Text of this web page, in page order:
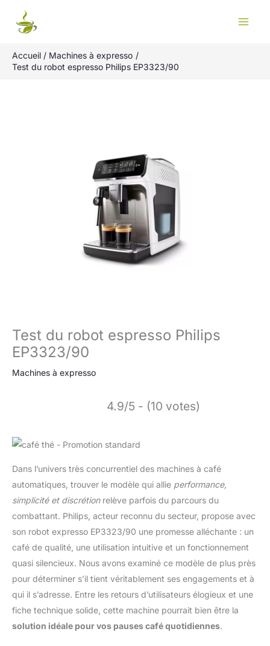
Accueil
Machines à expresso
Test du robot espresso Philips EP3323/90
Test du robot espresso Philips
EP3323/90
Machines à expresso
4.9/5 - (10 votes)
Dans l’univers très concurrentiel des machines à café
automatiques, trouver le modèle qui allie performance,
simplicité et discrétionrelève parfois du parcours du
combattant. Philips, acteur reconnu du secteur, propose avec
son robot expresso EP3323/90 une promesse alléchante : un
café de qualité, une utilisation intuitive et un fonctionnement
quasi silencieux. Nous avons examiné ce modèle de plus près
pour déterminer s’il tient véritablement ses engagements et à
qui il s’adresse. Entre les retours d’utilisateurs élogieux et une
fiche technique solide, cette machine pourrait bien être la
solution idéale pour vos pauses café quotidiennes.